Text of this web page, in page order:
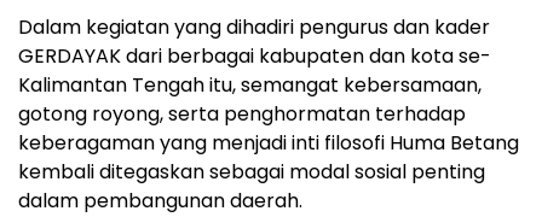
Dalam kegiatan yang dihadiri pengurus dan kader
GERDAYAK dari berbagai kabupaten dan kota se-
Kalimantan Tengah itu, semangat kebersamaan,
gotong royong, serta penghormatan terhadap
keberagaman yang menjadi inti filosofi Huma Betang
kembali ditegaskan sebagai modal sosial penting
dalam pembangunan daerah.